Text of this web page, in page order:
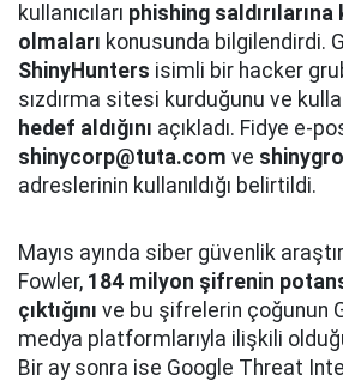
kullanıcıları phishing
olmaları konusunda bilgilendirdi.
ShinyHunters isimli bir hacker
sızdırma sitesi kurduğunu ve
hedef aldığını açıkladı. Fidye e-
shinycorp@tuta.com ve
adreslerinin kullanıldığı belirtildi.
Mayıs ayında siber güvenlik
Fowler, 184 milyon şifrenin
çıktığını ve bu şifrelerin çoğunun
medya platformlarıyla ilişkili
Bir ay sonra ise Google Threat